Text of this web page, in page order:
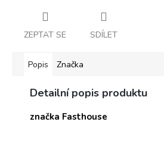
ZEPTAT SE SDÍLET
Popis Značka
Detailní popis produktu
značka Fasthouse